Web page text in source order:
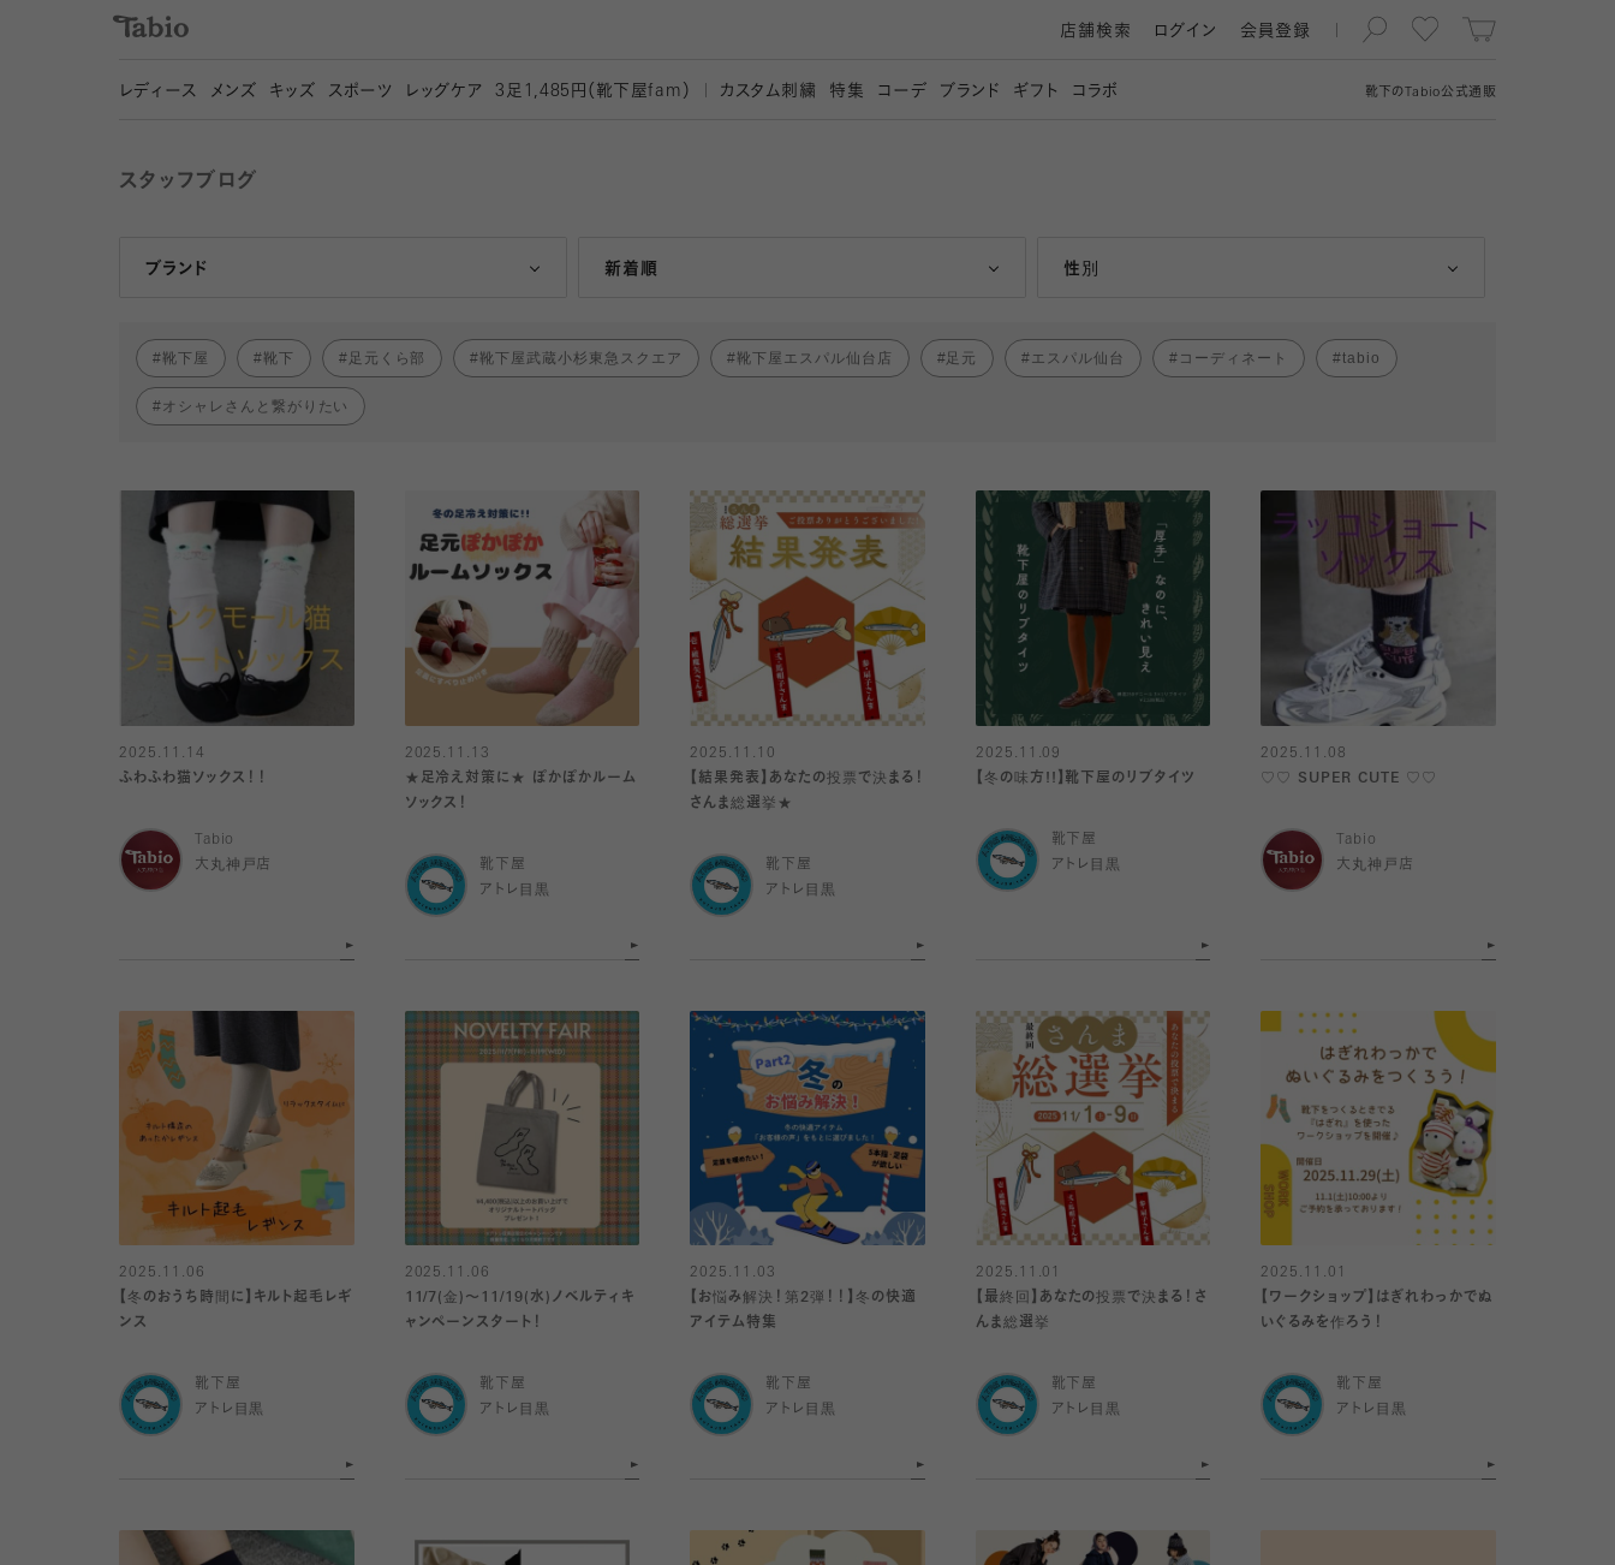
靴下の Tabio公式通販
店舗検索 ログイン 会員登録
レディース メンズ キッズ スポーツ レッグケア 3 足1,485円（靴下屋fam） カスタム刺繍 特集 コーデ ブランド ギフト コラボ
スタッフブログ
ブランド
Tabio 新着順
人気ランキング順 性別
女性
靴下屋 靴下 足元くら部 靴下屋武蔵小杉東急スクエア 靴下屋エスパル仙台店 足元 エスパル仙台 コーディネート tabio
オシャレさんと繋がりたい
2025.11.14
ふわふわ猫ソックス！！
Tabio
大丸神戸店
2025.11.13
★足冷え対策に★ ぽかぽかルーム
ソックス！
靴下屋
アトレ目黒
2025.11.10
【結果発表】あなたの投票で決まる！
さんま総選挙★
靴下屋
アトレ目黒
2025.11.09
【冬の味方!!】靴下屋のリブタイツ
靴下屋
アトレ目黒
2025.11.08
♡♡ SUPER CUTE ♡♡
Tabio
大丸神戸店
2025.11.06
【冬のおうち時間に】キルト起毛レギ
ンス
靴下屋
アトレ目黒
2025.11.06
11/7(金)〜11/19(水)ノベルティキ
ャンペーンスタート！
靴下屋
アトレ目黒
2025.11.03
【お悩み解決！第2弾！！】冬の快適
アイテム特集
靴下屋
アトレ目黒
2025.11.01
【最終回】あなたの投票で決まる！さ
んま総選挙
靴下屋
アトレ目黒
2025.11.01
【ワークショップ】はぎれわっかでぬ
いぐるみを作ろう！
靴下屋
アトレ目黒